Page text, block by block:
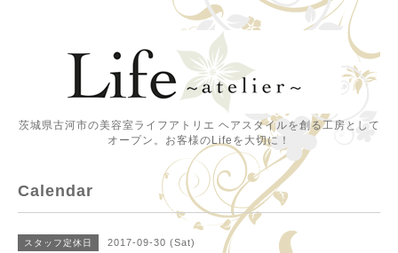
茨城県古河市の美容室ライフアトリエ ヘアスタイルを創る工房として
オープン。お客様のLifeを大切に！
Calendar
スタッフ定休日 2017-09-30 (Sat)